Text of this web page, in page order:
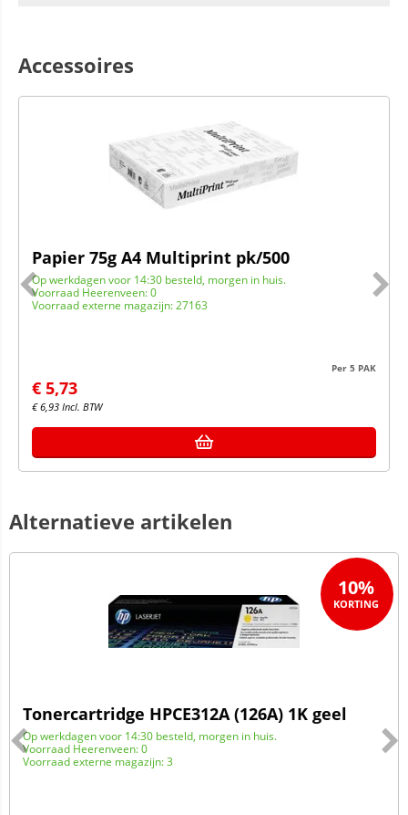
Accessoires
Papier 75g A4 Multiprint pk/500
Op werkdagen voor 14:30 besteld, morgen in huis.
Voorraad Heerenveen: 0
Voorraad externe magazijn: 27163
Per 5 PAK
€ 5,73
€6,93 Incl. BTW
Alternatieve artikelen
Tonercartridge HPCE312A (126A) 1K geel
Op werkdagen voor 14:30 besteld, morgen in huis.
Voorraad Heerenveen: 0
Voorraad externe magazijn: 3
10%